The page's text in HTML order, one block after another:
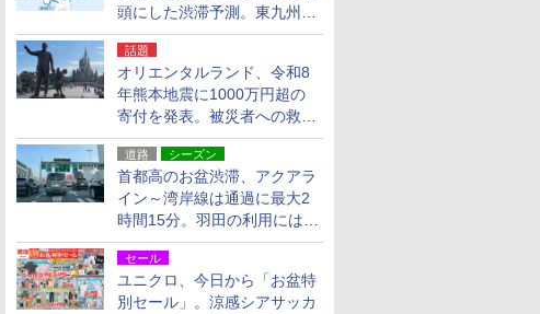
頭にした渋滞予測。東九州道
への迂回は料金調整を実施
話題
オリエンタルランド、令和8
年熊本地震に1000万円超の
寄付を発表。被災者への救援
活動・復旧支援
道路 シーズン
首都高のお盆渋滞、アクアラ
イン～湾岸線は通過に最大2
時間15分。羽田の利用には
「空港西出口」の利用検討を
セール
ユニクロ、今日から「お盆特
別セール」。涼感シアサッカ